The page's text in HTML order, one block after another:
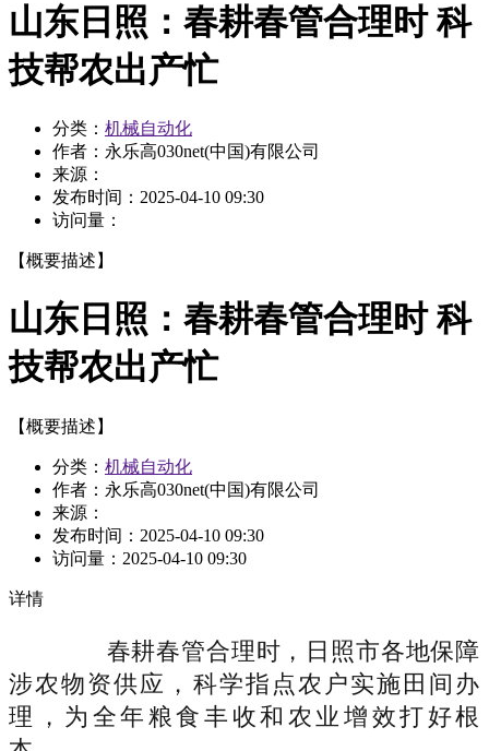
山东日照：春耕春管合理时 科
技帮农出产忙
分类： 机械自动化
作者：永乐高030net(中国)有限公司
来源：
发布时间： 2025-04-10 09:30
访问量：
【概要描述】
山东日照：春耕春管合理时 科
技帮农出产忙
【概要描述】
分类： 机械自动化
作者：永乐高030net(中国)有限公司
来源：
发布时间： 2025-04-10 09:30
访问量： 2025-04-10 09:30
详情
春耕春管合理时，日照市各地保障
涉农物资供应，科学指点农户实施田间办
理，为全年粮食丰收和农业增效打好根